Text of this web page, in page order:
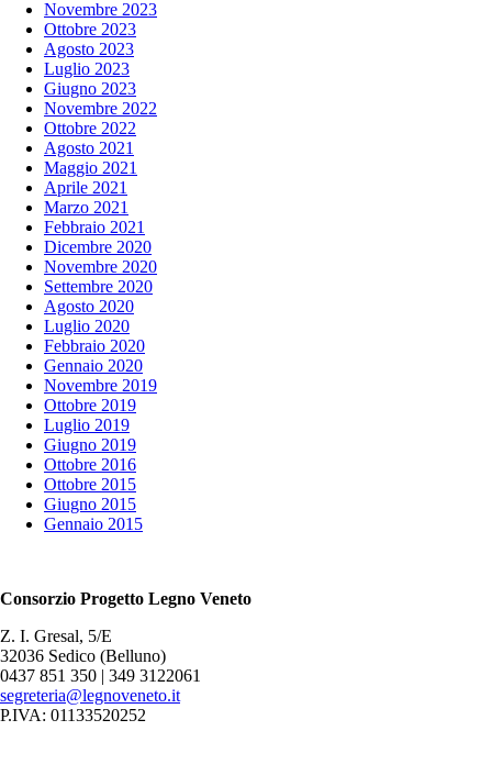
Novembre 2023
Ottobre 2023
Agosto 2023
Luglio 2023
Giugno 2023
Novembre 2022
Ottobre 2022
Agosto 2021
Maggio 2021
Aprile 2021
Marzo 2021
Febbraio 2021
Dicembre 2020
Novembre 2020
Settembre 2020
Agosto 2020
Luglio 2020
Febbraio 2020
Gennaio 2020
Novembre 2019
Ottobre 2019
Luglio 2019
Giugno 2019
Ottobre 2016
Ottobre 2015
Giugno 2015
Gennaio 2015
Consorzio Progetto Legno Veneto
Z. I. Gresal, 5/E
32036 Sedico (Belluno)
0437 851 350 | 349 3122061
segreteria@legnoveneto.it
P.IVA: 01133520252